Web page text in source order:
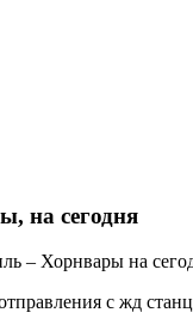
на сегодня
– Хорнвары на
с жд